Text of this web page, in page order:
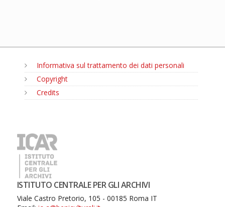
Informativa sul trattamento dei dati personali
Copyright
Credits
ISTITUTO CENTRALE PER GLI ARCHIVI
Viale Castro Pretorio, 105 - 00185 Roma IT